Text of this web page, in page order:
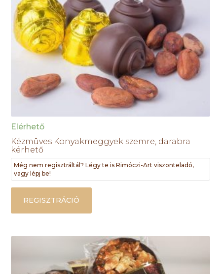
Elérhető
Kézmûves Konyakmeggyek szemre, darabra
kérhető
Még nem regisztráltál? Légy te is Rimóczi-Art viszonteladó,
vagy lépj be!
REGISZTRÁCIÓ